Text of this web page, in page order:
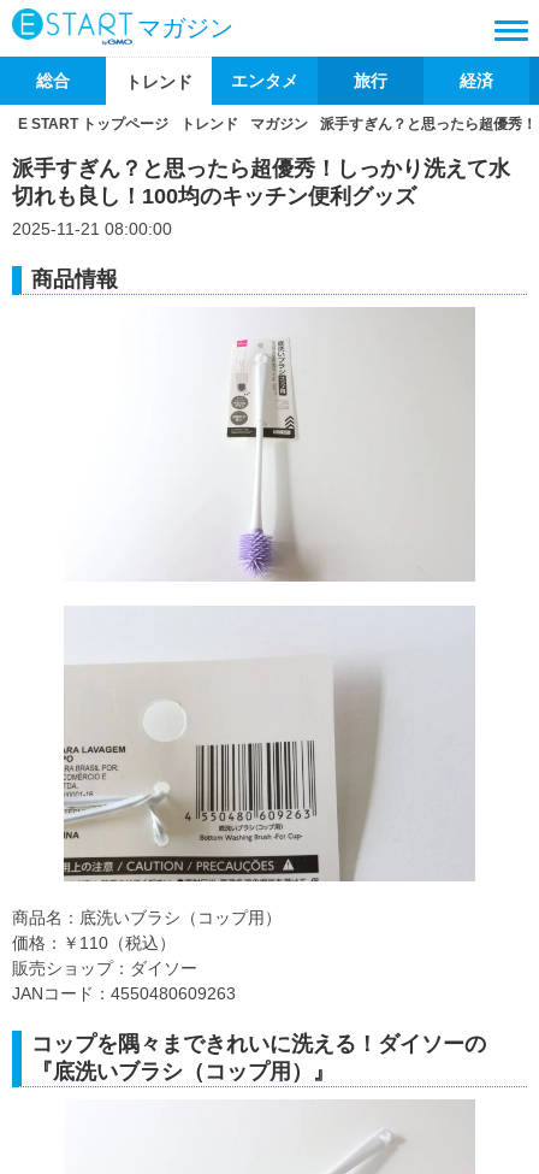
マガジン
総合 トレンド エンタメ 旅行 経済
E START トップページ トレンド マガジン 派手すぎん？と思ったら超優秀
派手すぎん？と思ったら超優秀！しっかり洗えて水
切れも良し！100均のキッチン便利グッズ
2025-11-21 08:00:00
商品情報
商品名：底洗いブラシ（コップ用）
価格：￥110（税込）
販売ショップ：ダイソー
JANコード：4550480609263
コップを隅々まできれいに洗える！ダイソーの
『底洗いブラシ（コップ用）』